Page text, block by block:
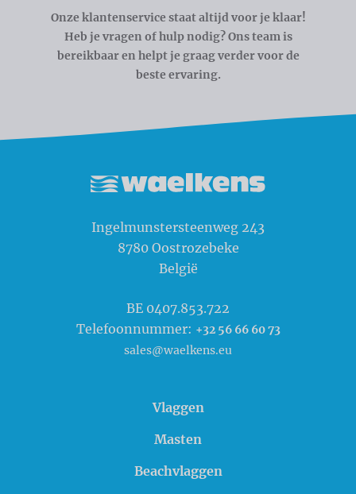
Onze klantenservice staat altijd voor je klaar!
Heb je vragen of hulp nodig? Ons team is
bereikbaar en helpt je graag verder voor de
beste ervaring.
Ingelmunstersteenweg 243
8780 Oostrozebeke
België
BE 0407.853.722
Telefoonnummer: +32 56 66 60 73
sales@waelkens.eu
Vlaggen
Masten
Beachvlaggen